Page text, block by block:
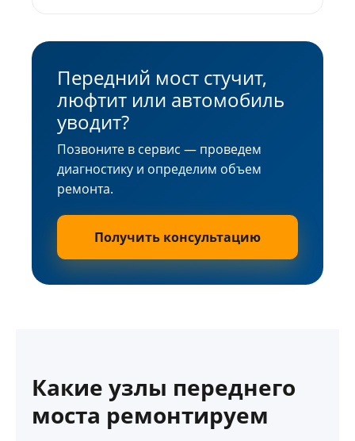
Передний мост стучит,
люфтит или автомобиль
уводит?
Позвоните в сервис — проведем
диагностику и определим объем
ремонта.
Получить консультацию
Какие узлы переднего
моста ремонтируем